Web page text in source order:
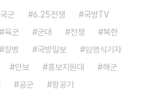
국군 6.25전쟁
국방TV
육군 군대 전쟁
북한
장병 국방일보
임영식기자
안보 홍보지원대
해군
공군 항공기